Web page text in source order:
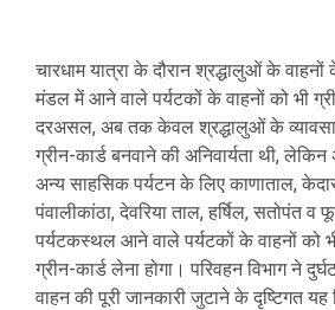
चारधाम यात्रा के दौरान श्रद्धालुओं के
मंडल में आने वाले पर्यटकों के वाहनों को भी
दरअसल, अब तक केवल श्रद्धालुओं के
ग्रीन-कार्ड बनवाने की अनिवार्यता थी,
अन्य साहसिक पर्यटन के लिए काणाताल,
पंवालीकांठा, देवरिया ताल, हर्षिल, सतोपंत व
पर्यटकस्थल आने वाले पर्यटकों के वाहनों को
ग्रीन-कार्ड लेना होगा। परिवहन विभाग ने
वाहन की पूरी जानकारी जुटाने के दृष्टिगत यह